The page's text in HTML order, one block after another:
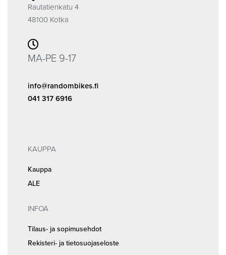
Rautatienkatu 4
48100 Kotka
MA-PE 9-17
info@randombikes.fi
041 317 6916
KAUPPA
Kauppa
ALE
INFOA
Tilaus- ja sopimusehdot
Rekisteri- ja tietosuojaseloste